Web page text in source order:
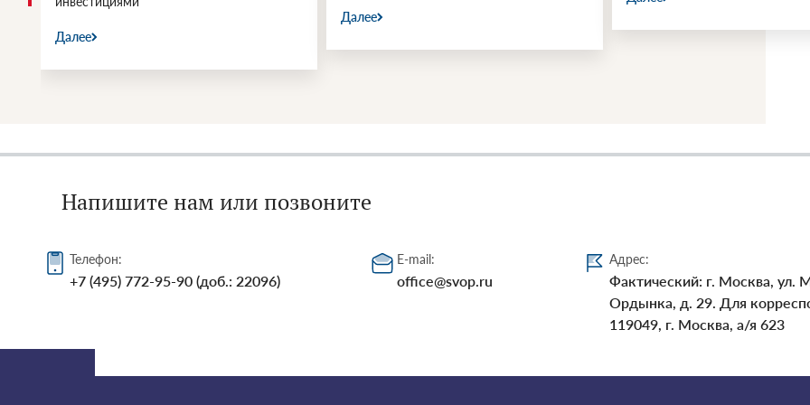
Далее
Далее
Напишите нам или позвоните
Телефон:
+7 (495) 772-95-90 (доб.: 22096)
E-mail:
office@svop.ru
Адрес:
Фактический: г. Москва, ул.
Ордынка, д. 29. Для
119049, г. Москва, а/я 623